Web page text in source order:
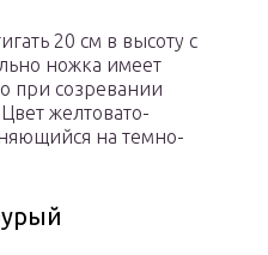
20 см в высоту с
ножка имеет
при созревании
желтовато-
на темно-